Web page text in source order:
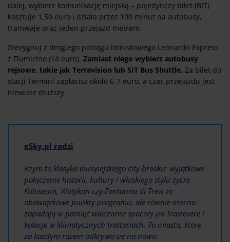
dalej, wybierz komunikację miejską – pojedynczy bilet (BIT)
kosztuje 1,50 euro i działa przez 100 minut na autobusy,
tramwaje oraz jeden przejazd metrem.
Zrezygnuj z drogiego pociągu lotniskowego Leonardo Express
z Fiumicino (14 euro). Zamiast niego wybierz autobusy
rejsowe, takie jak Terravision lub SIT Bus Shuttle. Za bilet do
stacji Termini zapłacisz około 6-7 euro, a czas przejazdu jest
niewiele dłuższy.
eSky.pl radzi
Rzym to klasyka europejskiego city breaku: wyjątkowe
połączenie historii, kultury i włoskiego stylu życia.
Koloseum, Watykan czy Fontanna di Trevi to
obowiązkowe punkty programu, ale równie mocno
zapadają w pamięć wieczorne spacery po Trastevere i
kolacje w klimatycznych trattoriach. To miasto, które
za każdym razem odkrywa się na nowo.